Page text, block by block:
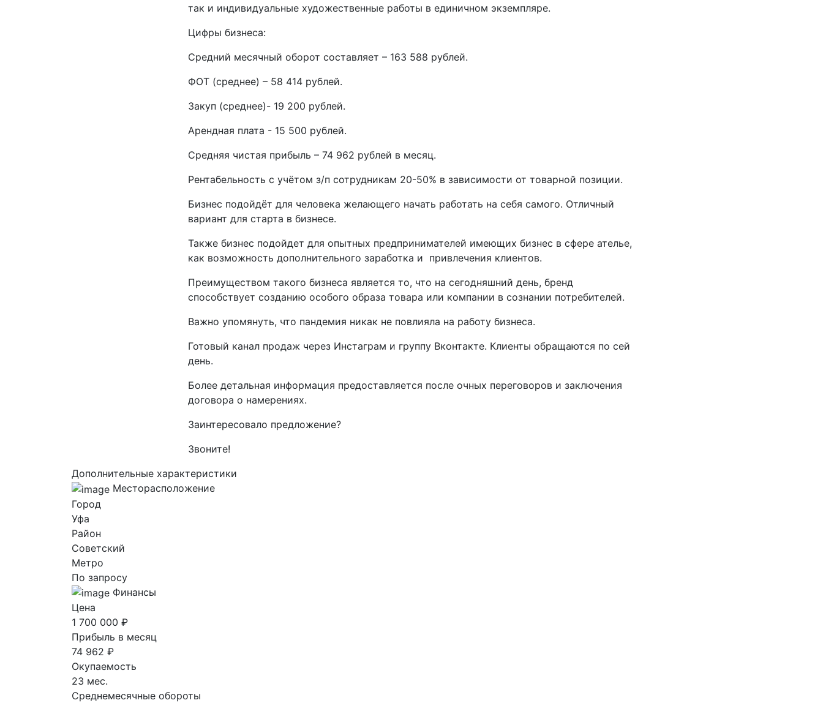
так и индивидуальные художественные работы в единичном экземпляре.
Цифры бизнеса:
Средний месячный оборот составляет – 163 588 рублей.
ФОТ (среднее) – 58 414 рублей.
Закуп (среднее)- 19 200 рублей.
Арендная плата - 15 500 рублей.
Средняя чистая прибыль – 74 962 рублей в месяц.
Рентабельность с учётом з/п сотрудникам 20-50% в зависимости от товарной позиции.
Бизнес подойдёт для человека желающего начать работать на себя самого. Отличный
вариант для старта в бизнесе.
Также бизнес подойдет для опытных предпринимателей имеющих бизнес в сфере ателье,
как возможность дополнительного заработка и привлечения клиентов.
Преимуществом такого бизнеса является то, что на сегодняшний день, бренд
способствует созданию особого образа товара или компании в сознании потребителей.
Важно упомянуть, что пандемия никак не повлияла на работу бизнеса.
Готовый канал продаж через Инстаграм и группу Вконтакте. Клиенты обращаются по сей
день.
Более детальная информация предоставляется после очных переговоров и заключения
договора о намерениях.
Заинтересовало предложение?
Звоните!
Дополнительные характеристики
Месторасположение
Город
Уфа
Район
Советский
Метро
По запросу
Финансы
Цена
1 700 000 ₽
Прибыль в месяц
74 962 ₽
Окупаемость
23 мес.
Среднемесячные обороты